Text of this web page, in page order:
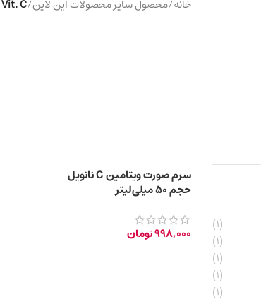
(1)
(1)
(1)
(1)
(1)
خانه/محصول سایر محصولات این لاین/
C
سرم صورت ویتامین C نانویل
حجم 50 میلی‌لیتر
998,000تومان